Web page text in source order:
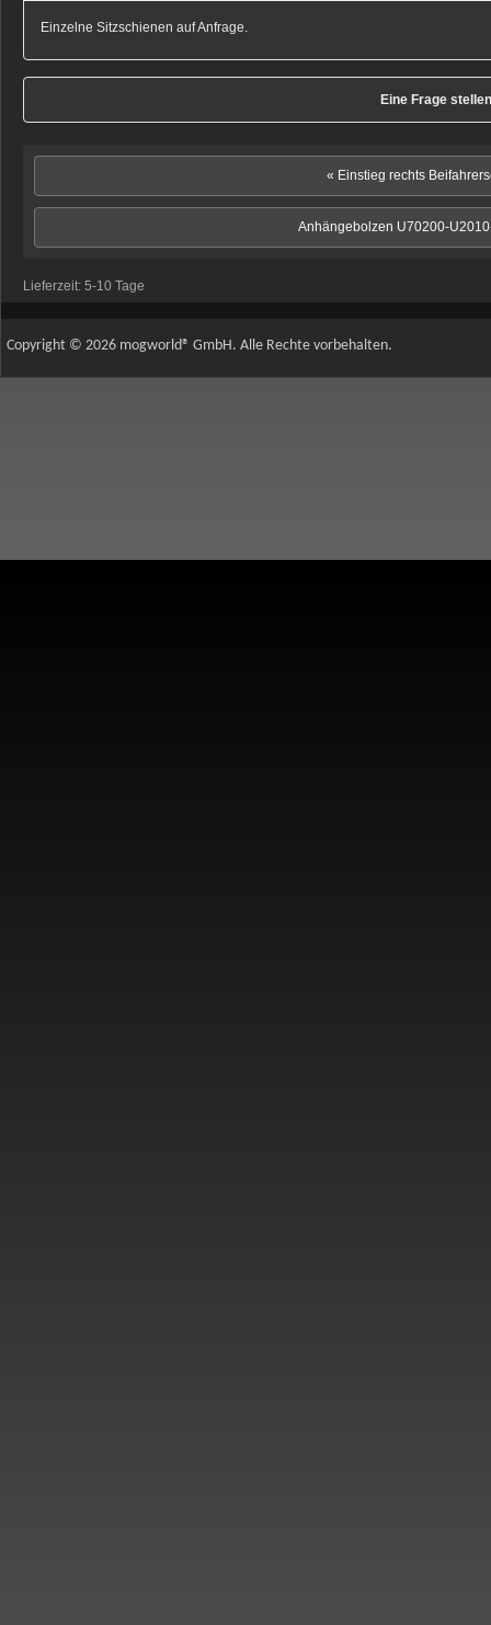
Einzelne Sitzschienen auf Anfrage.
Eine Frage
« Einstieg rechts
Anhängebolzen U70200-
Lieferzeit: 5-10 Tage
Copyright © 2026 mogworld® GmbH. Alle Rechte vorbehalten.